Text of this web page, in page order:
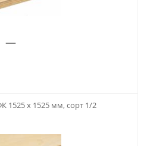
—
1525 х 1525 мм, сорт 1/2